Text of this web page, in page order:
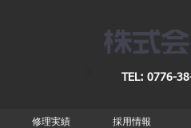
TEL:
修理実績 採用情報